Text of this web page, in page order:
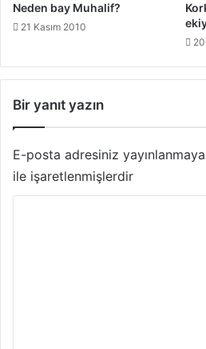
Neden bay Muhalif?
21 Kasım 2010
Bir yanıt yazın
E-posta adresiniz
ile işaretlenmişlerdir